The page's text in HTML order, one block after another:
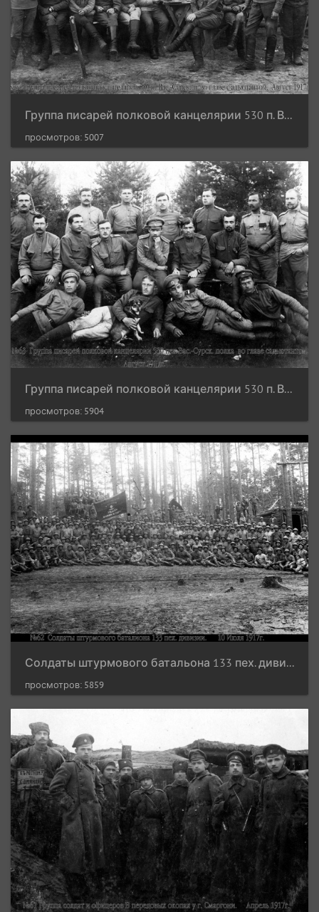
Группа писарей полковой канцелярии 530 п. Вас.-Сурск. п. во главе с адъютантом. Август 1017 г.
просмотров: 5007
Группа писарей полковой канцелярии 530 п. Вас.-Сурск. п. во главе с адъютантом. Август 1017 г.
просмотров: 5904
Солдаты штурмового батальона 133 пех. дивизии. 10 июля 1917 г.
просмотров: 5859